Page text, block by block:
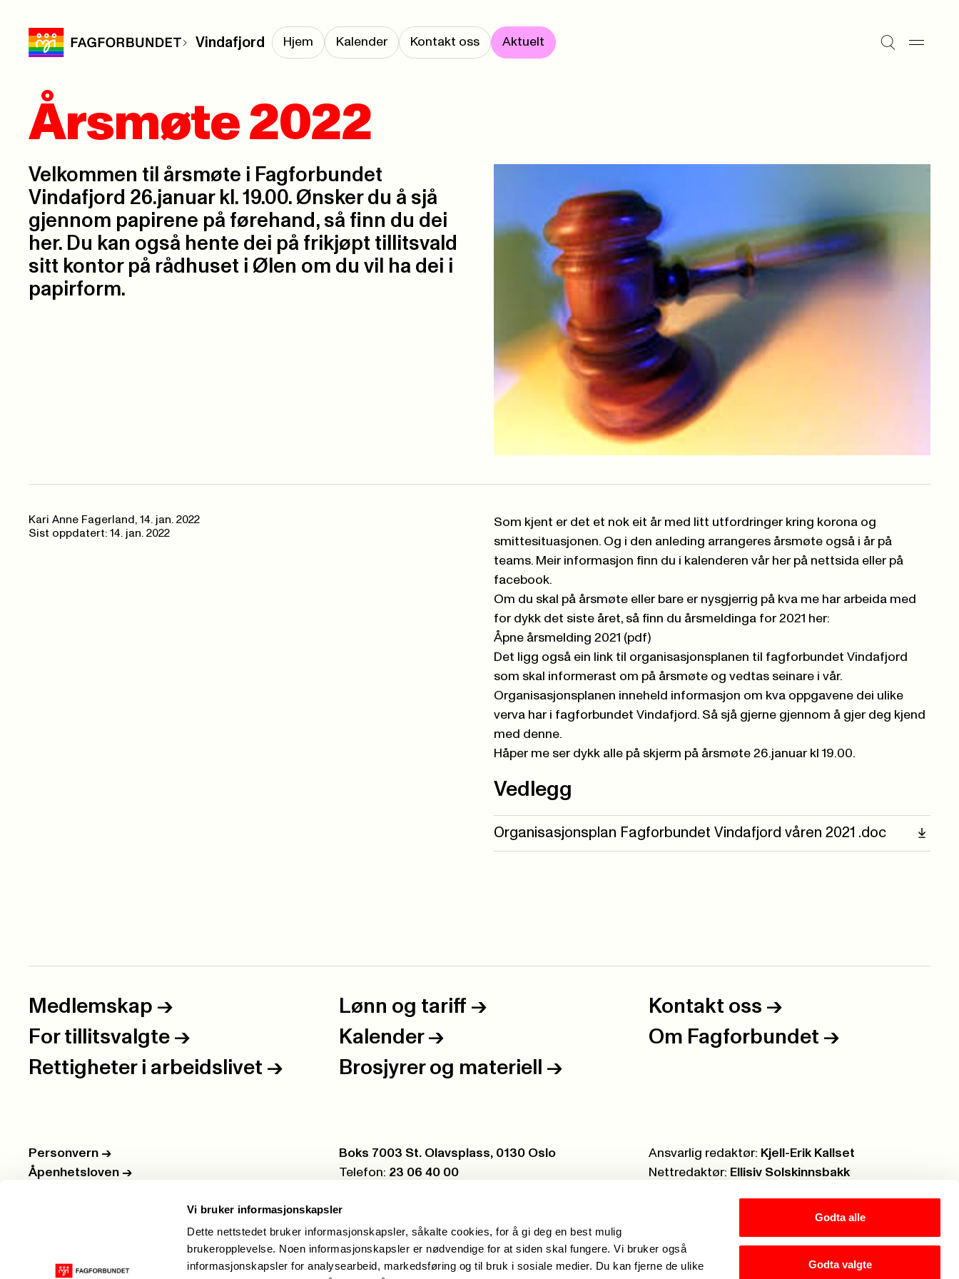
Vi bruker informasjonskapsler
Dette nettstedet bruker informasjonskapsler, såkalte cookies, for å gi deg en best mulig
brukeropplevelse. Noen informasjonskapsler er nødvendige for at siden skal fungere. Vi bruker også
informasjonskapsler for analysearbeid, markedsføring og til bruk i sosiale medier. Du kan fjerne de ulike
Godta alle
Godta valgte
Vindafjord Hjem Kalender Kontakt oss Aktuelt
Årsmøte 2022
Velkommen til årsmøte i Fagforbundet
Vindafjord 26.januar kl. 19.00. Ønsker du å sjå
gjennom papirene på førehand, så finn du dei
her. Du kan også hente dei på frikjøpt tillitsvald
sitt kontor på rådhuset i Ølen om du vil ha dei i
papirform.
Kari Anne Fagerland , 14. jan. 2022
Sist oppdatert: 14. jan. 2022
Som kjent er det et nok eit år med litt utfordringer kring korona og
smittesituasjonen. Og i den anleding arrangeres årsmøte også i år på
teams. Meir informasjon finn du i kalenderen vår her på nettsida eller på
facebook.
Om du skal på årsmøte eller bare er nysgjerrig på kva me har arbeida med
for dykk det siste året, så finn du årsmeldinga for 2021 her:
Åpne årsmelding 2021 (pdf)
Det ligg også ein link til organisasjonsplanen til fagforbundet Vindafjord
som skal informerast om på årsmøte og vedtas seinare i vår.
Organisasjonsplanen inneheld informasjon om kva oppgavene dei ulike
verva har i fagforbundet Vindafjord. Så sjå gjerne gjennom å gjer deg kjend
med denne.
Håper me ser dykk alle på skjerm på årsmøte 26.januar kl 19.00.
Vedlegg
Organisasjonsplan Fagforbundet Vindafjord våren 2021 .doc
Medlemskap -> Lønn og tariff -> Kontakt oss ->
For tillitsvalgte -> Kalender -> Om Fagforbundet ->
Rettigheter i arbeidslivet -> Brosjyrer og materiell ->
Personvern ->
Åpenhetsloven ->
Postboks:
Boks 7003 St. Olavsplass, 0130 Oslo
Telefon: 23 06 40 00
Ansvarlig redaktør: Kjell-Erik Kallset
Nettredaktør: Ellisiv Solskinnsbakk